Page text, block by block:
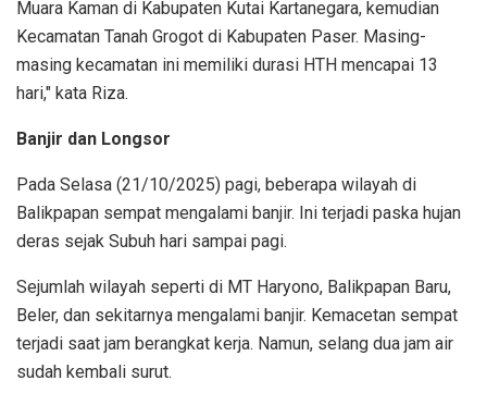
Muara Kaman di Kabupaten Kutai Kartanegara, kemudian
Kecamatan Tanah Grogot di Kabupaten Paser. Masing-
masing kecamatan ini memiliki durasi HTH mencapai 13
hari," kata Riza.
Banjir dan Longsor
Pada Selasa (21/10/2025) pagi, beberapa wilayah di
Balikpapan sempat mengalami banjir. Ini terjadi paska hujan
deras sejak Subuh hari sampai pagi.
Sejumlah wilayah seperti di MT Haryono, Balikpapan Baru,
Beler, dan sekitarnya mengalami banjir. Kemacetan sempat
terjadi saat jam berangkat kerja. Namun, selang dua jam air
sudah kembali surut.